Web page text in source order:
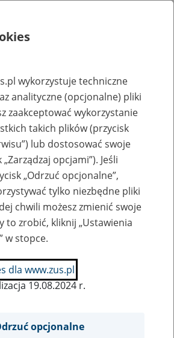
lub
zakładów pracy
wykorzystuje techniczne
analityczne (opcjonalne) pliki
zaakceptować wykorzystanie
takich plików (przycisk
lub dostosować swoje
opcjami”). Jeśli
„Odrzuć opcjonalne”,
tylko niezbędne pliki
chwili możesz zmienić swoje
to zrobić, kliknij „Ustawienia
w stopce.
dla www.zus.pl
19.08.2024 r.
opcjonalne